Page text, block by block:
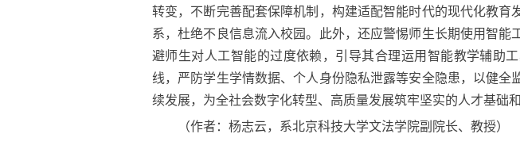
转变，不断完善配套保障机制，构建适配智能时代的现代化教
系，杜绝不良信息流入校园。此外，还应警惕师生长期使用智
避师生对人工智能的过度依赖，引导其合理运用智能教学辅助
线，严防学生学情数据、个人身份隐私泄露等安全隐患，以健
续发展，为全社会数字化转型、高质量发展筑牢坚实的人才基础和
（作者：杨志云，系北京科技大学文法学院副院长、教授）